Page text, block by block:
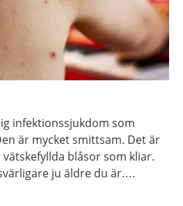
infektionssjukdom som
är mycket smittsam. Det är
blåsor som kliar.
ju äldre du är.